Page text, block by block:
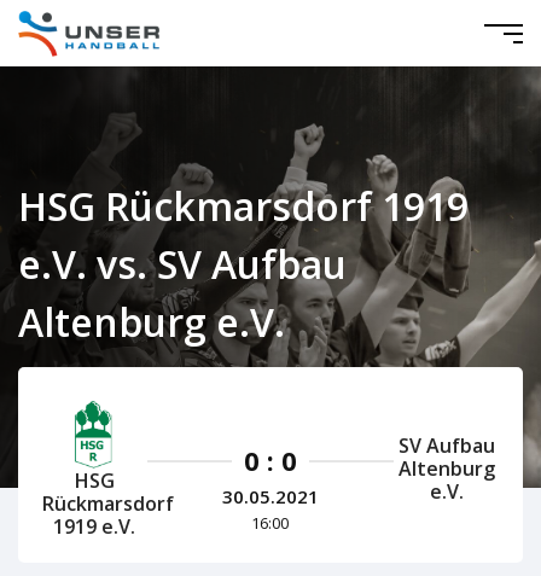
HSG Rückmarsdorf 1919
e.V. vs. SV Aufbau
Altenburg e.V.
HSG
Rückmarsdorf
1919 e.V.
0 : 0
30.05.2021
16:00
SV Aufbau
Altenburg
e.V.